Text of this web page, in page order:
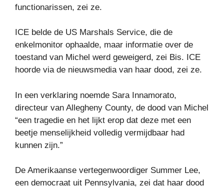
functionarissen, zei ze.
ICE belde de US Marshals Service, die de
enkelmonitor ophaalde, maar informatie over de
toestand van Michel werd geweigerd, zei Bis. ICE
hoorde via de nieuwsmedia van haar dood, zei ze.
In een verklaring noemde Sara Innamorato,
directeur van Allegheny County, de dood van Michel
“een tragedie en het lijkt erop dat deze met een
beetje menselijkheid volledig vermijdbaar had
kunnen zijn.”
De Amerikaanse vertegenwoordiger Summer Lee,
een democraat uit Pennsylvania, zei dat haar dood